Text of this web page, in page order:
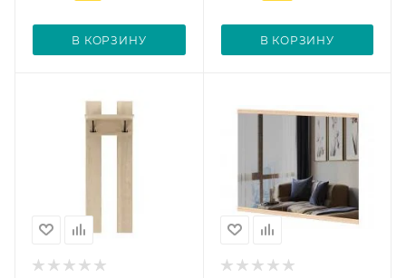
В КОРЗИНУ В КОРЗИНУ